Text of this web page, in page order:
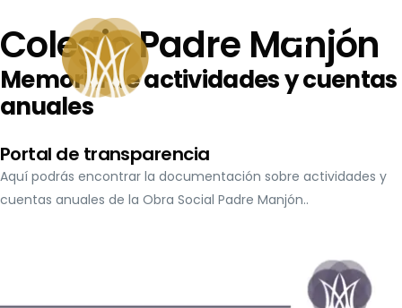
Colegio Padre Manjón
Memoria de actividades y cuentas
anuales
Portal de transparencia
Aquí podrás encontrar la documentación sobre actividades y
cuentas anuales de la Obra Social Padre Manjón..
Novedades
O. Social
Orientación
Contacto